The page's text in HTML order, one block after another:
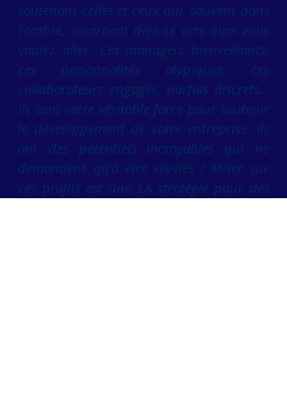
soutenant celles et ceux qui, souvent dans
l’ombre, incarnent déjà ce vers quoi vous
voulez aller. Ces managers bienveillants,
ces personnalités atypiques, ces
collaborateurs engagés, parfois discrets…
Ils sont votre véritable force pour soutenir
le développement de votre entreprise. Ils
ont des potentiels incroyables qui ne
demandent qu'à être révélés ! Miser sur
ces profils est une LA stratégie pour des